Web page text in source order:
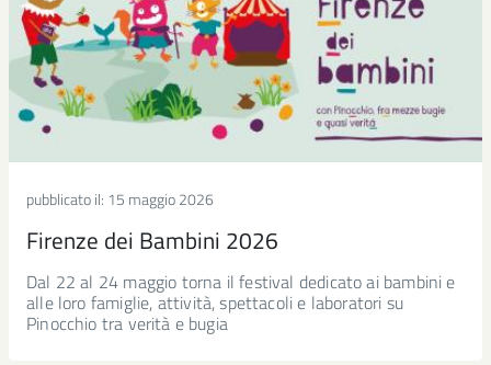
pubblicato il: 15 maggio 2026
Firenze dei Bambini 2026
Dal 22 al 24 maggio torna il festival dedicato ai bambini e
alle loro famiglie, attività, spettacoli e laboratori su
Pinocchio tra verità e bugia